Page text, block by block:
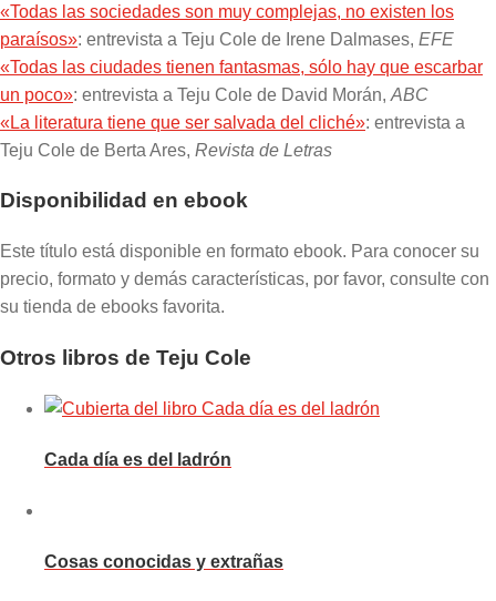
«Todas las sociedades son muy complejas, no existen los
paraísos»: entrevista a Teju Cole de Irene Dalmases, EFE
«Todas las ciudades tienen fantasmas, sólo hay que escarbar
un poco»: entrevista a Teju Cole de David Morán, ABC
«La literatura tiene que ser salvada del cliché»: entrevista a
Teju Cole de Berta Ares, Revista de Letras
Disponibilidad en ebook
Este título está disponible en formato ebook. Para conocer su
precio, formato y demás características, por favor, consulte con
su tienda de ebooks favorita.
Otros libros de Teju Cole
Cada día es del ladrón
Cosas conocidas y extrañas